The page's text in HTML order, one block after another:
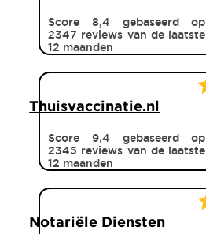
Score 8,4 gebaseerd op
2347 reviews van de laatste
12 maanden
Thuisvaccinatie.nl
Score 9,4 gebaseerd op
2345 reviews van de laatste
12 maanden
Notariële Diensten